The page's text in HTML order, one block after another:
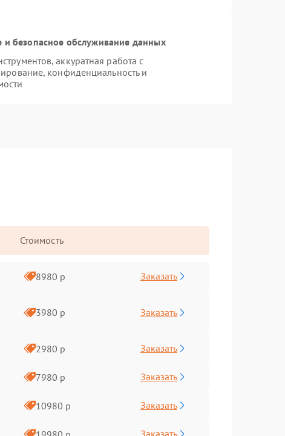
безопасное обслуживание данных
аккуратная работа с
конфиденциальность и
Стоимость
8980 р Заказать
3980 р Заказать
2980 р Заказать
7980 р Заказать
10980 р Заказать
Заказать